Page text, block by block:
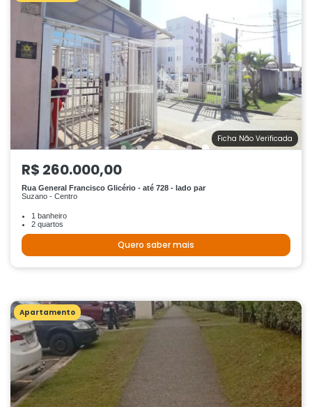
Ficha Não Verificada
R$ 260.000,00
Rua General Francisco Glicério - até 728 - lado par
Suzano - Centro
1 banheiro
2 quartos
Quero saber mais
Apartamento